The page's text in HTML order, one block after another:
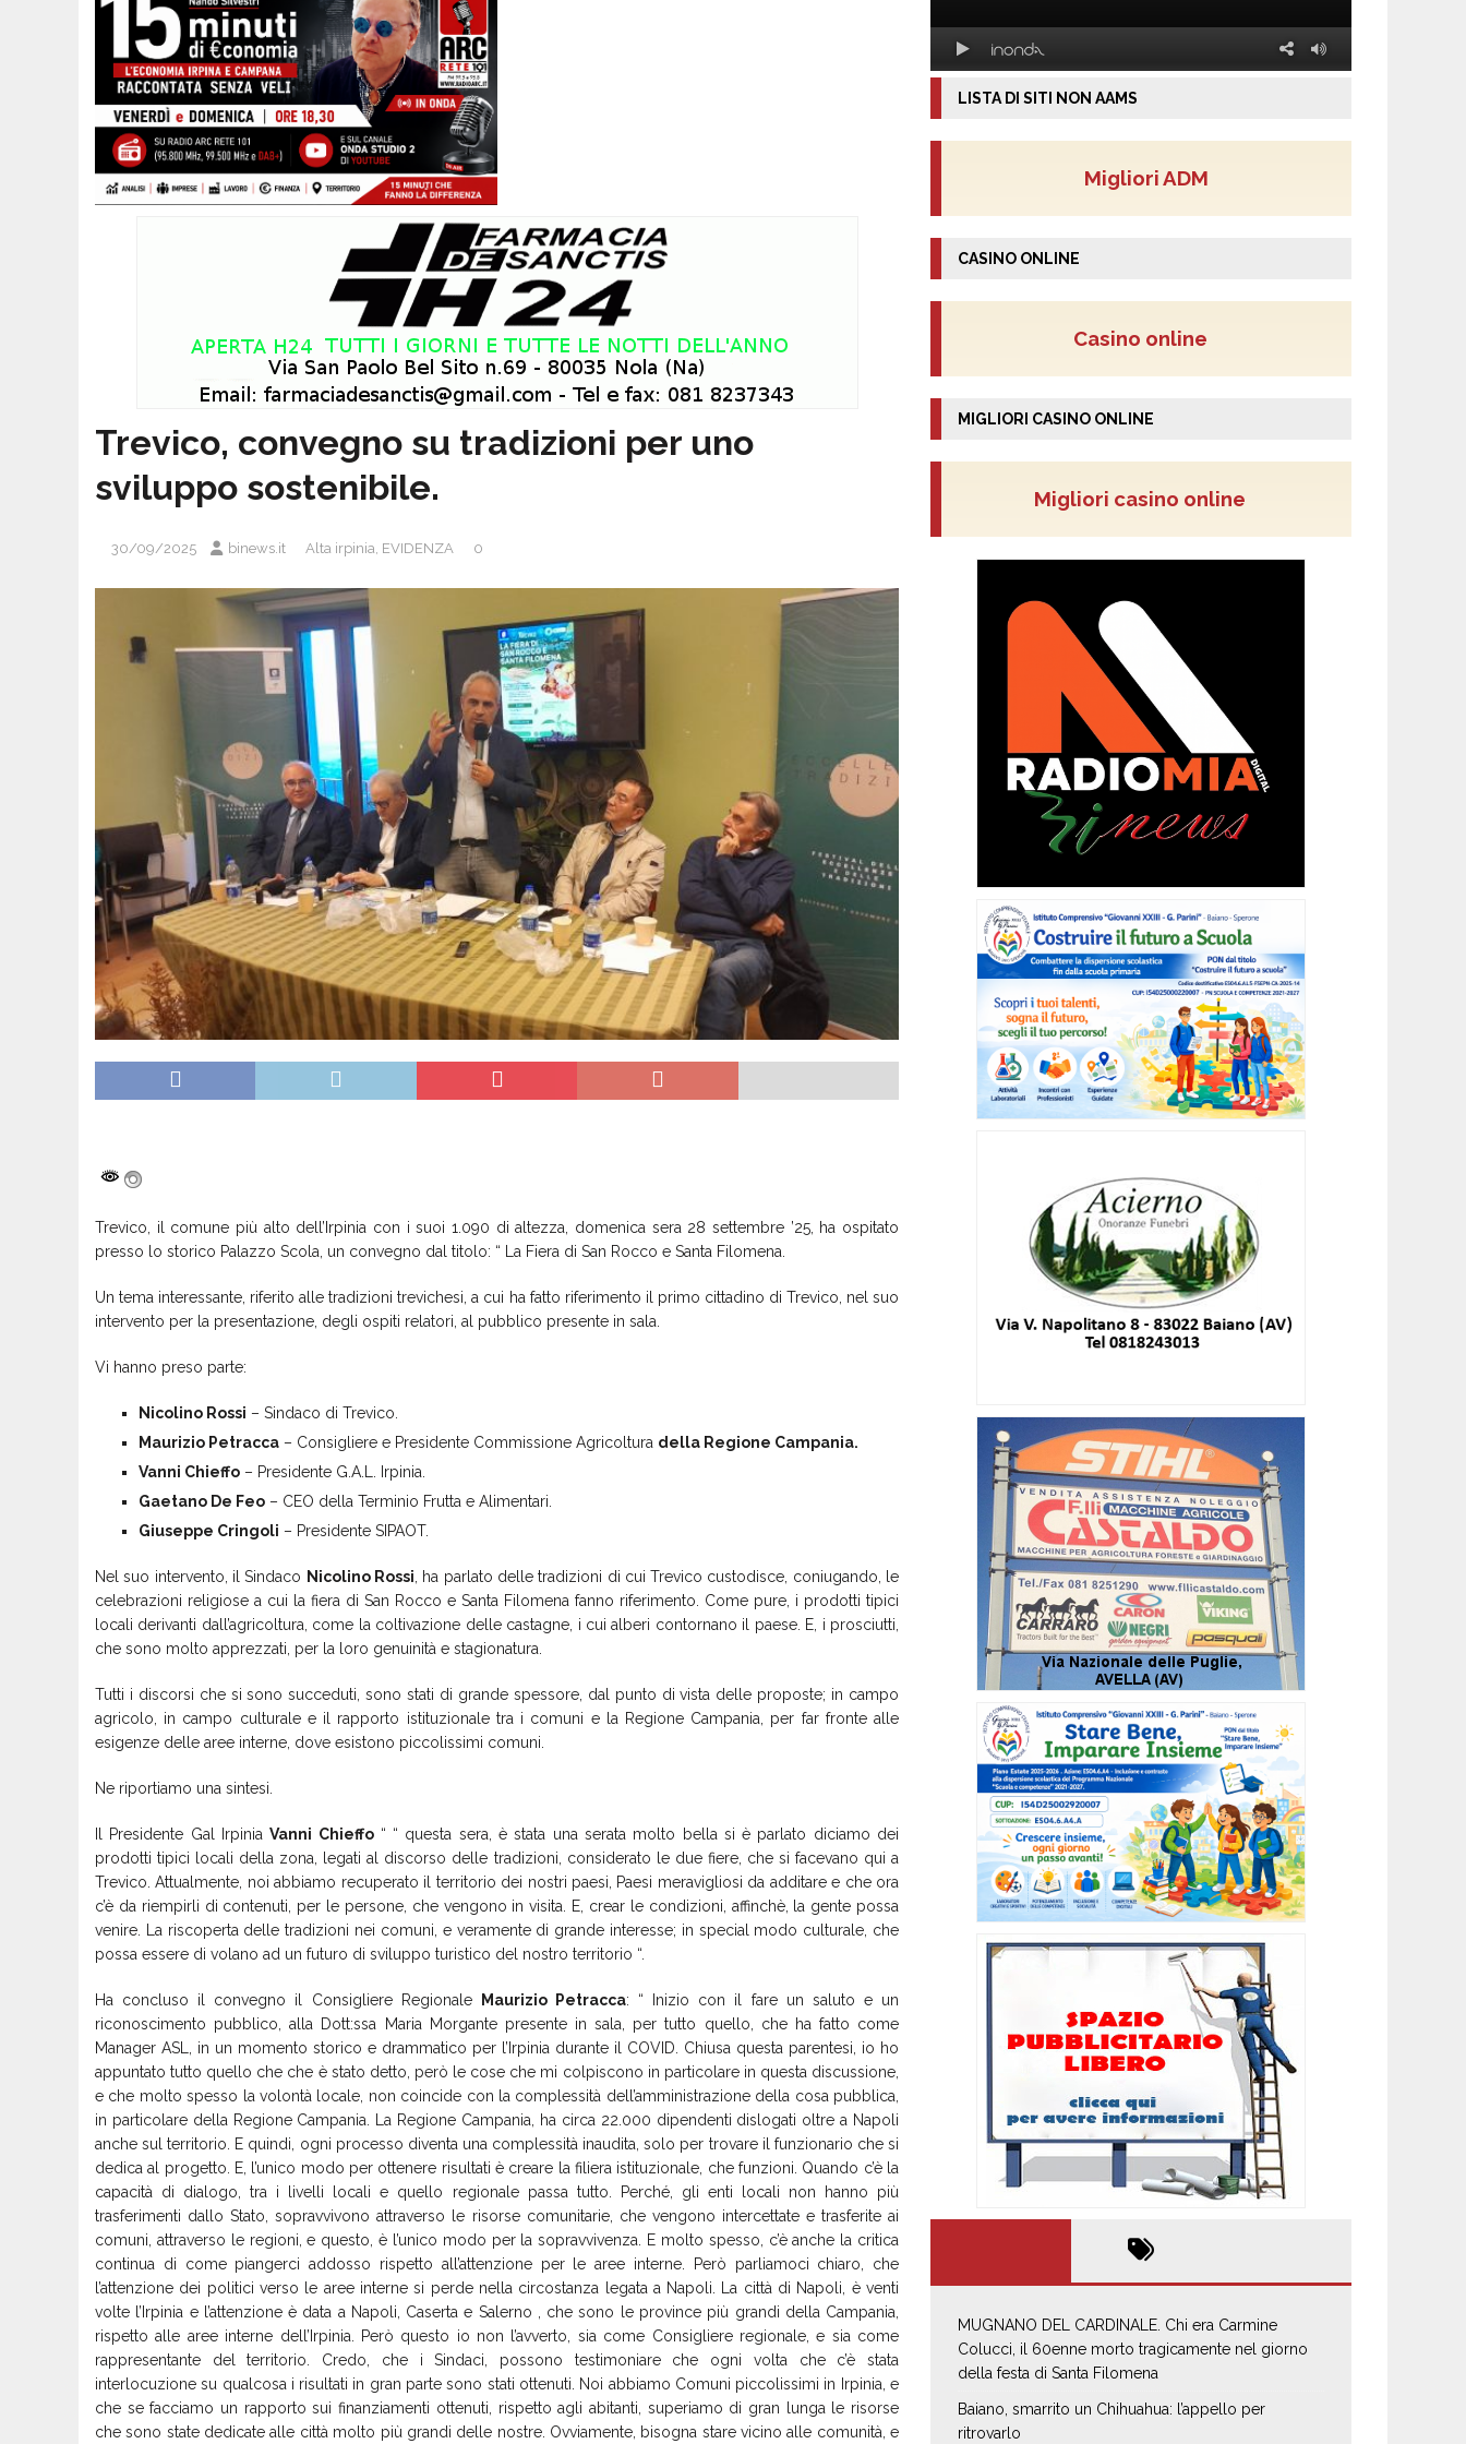
Trevico, convegno su tradizioni per uno
sviluppo sostenibile.
30/09/2025 binews.it Alta irpinia EVIDENZA 0
Trevico, il comune più alto dell’Irpinia con i suoi 1.090 di altezza, domenica sera 28 settembre ’25, ha ospitato
presso lo storico Palazzo Scola, un convegno dal titolo: “ La Fiera di San Rocco e Santa Filomena.
Un tema interessante, riferito alle tradizioni trevichesi, a cui ha fatto riferimento il primo cittadino di Trevico, nel suo
intervento per la presentazione, degli ospiti relatori, al pubblico presente in sala.
Vi hanno preso parte:
Nicolino Rossi – Sindaco di Trevico.
Maurizio Petracca – Consigliere e Presidente Commissione Agricoltura della Regione Campania.
Vanni Chieffo – Presidente G.A.L. Irpinia.
Gaetano De Feo – CEO della Terminio Frutta e Alimentari.
Giuseppe Cringoli – Presidente SIPAOT.
Nel suo intervento, il Sindaco Nicolino Rossi , ha parlato delle tradizioni di cui Trevico custodisce, coniugando, le
celebrazioni religiose a cui la fiera di San Rocco e Santa Filomena fanno riferimento. Come pure, i prodotti tipici
locali derivanti dall’agricoltura, come la coltivazione delle castagne, i cui alberi contornano il paese. E, i prosciutti,
che sono molto apprezzati, per la loro genuinità e stagionatura.
Tutti i discorsi che si sono succeduti, sono stati di grande spessore, dal punto di vista delle proposte; in campo
agricolo, in campo culturale e il rapporto istituzionale tra i comuni e la Regione Campania, per far fronte alle
esigenze delle aree interne, dove esistono piccolissimi comuni.
Ne riportiamo una sintesi.
Il Presidente Gal IrpiniaVanni Chieffo“ “ questa sera, è stata una serata molto bella si è parlato diciamo dei
prodotti tipici locali della zona, legati al discorso delle tradizioni, considerato le due fiere, che si facevano qui a
Trevico. Attualmente, noi abbiamo recuperato il territorio dei nostri paesi, Paesi meravigliosi da additare e che ora
c’è da riempirli di contenuti, per le persone, che vengono in visita. E, crear le condizioni, affinchè, la gente possa
venire. La riscoperta delle tradizioni nei comuni, e veramente di grande interesse; in special modo culturale, che
possa essere di volano ad un futuro di sviluppo turistico del nostro territorio “.
Ha concluso il convegno il Consigliere Regionale Maurizio Petracca: “ Inizio con il fare un saluto e un
riconoscimento pubblico, alla Dott:ssa Maria Morgante presente in sala, per tutto quello, che ha fatto come
Manager ASL, in un momento storico e drammatico per l’Irpinia durante il COVID. Chiusa questa parentesi, io ho
appuntato tutto quello che che è stato detto, però le cose che mi colpiscono in particolare in questa discussione,
e che molto spesso la volontà locale, non coincide con la complessità dell’amministrazione della cosa pubblica,
in particolare della Regione Campania. La Regione Campania, ha circa 22.000 dipendenti dislogati oltre a Napoli
anche sul territorio. E quindi, ogni processo diventa una complessità inaudita, solo per trovare il funzionario che si
dedica al progetto. E, l’unico modo per ottenere risultati è creare la filiera istituzionale, che funzioni. Quando c’è la
capacità di dialogo, tra i livelli locali e quello regionale passa tutto. Perché, gli enti locali non hanno più
trasferimenti dallo Stato, sopravvivono attraverso le risorse comunitarie, che vengono intercettate e trasferite ai
comuni, attraverso le regioni, e questo, è l’unico modo per la sopravvivenza. E molto spesso, c’è anche la critica
continua di come piangerci addosso rispetto all’attenzione per le aree interne. Però parliamoci chiaro, che
l’attenzione dei politici verso le aree interne si perde nella circostanza legata a Napoli. La città di Napoli, è venti
volte l’Irpinia e l’attenzione è data a Napoli, Caserta e Salerno , che sono le province più grandi della Campania,
rispetto alle aree interne dell’Irpinia. Però questo io non l’avverto, sia come Consigliere regionale, e sia come
rappresentante del territorio. Credo, che i Sindaci, possono testimoniare che ogni volta che c’è stata
interlocuzione su qualcosa i risultati in gran parte sono stati ottenuti. Noi abbiamo Comuni piccolissimi in Irpinia, e
che se facciamo un rapporto sui finanziamenti ottenuti, rispetto agli abitanti, superiamo di gran lunga le risorse
che sono state dedicate alle città molto più grandi delle nostre. Ovviamente, bisogna stare vicino alle comunità, e
LISTA DI SITI NON AAMS
Migliori ADM
CASINO ONLINE
Casino online
MIGLIORI CASINO ONLINE
Migliori casino online
MUGNANO DEL CARDINALE. Chi era Carmine
Colucci, il 60enne morto tragicamente nel giorno
della festa di Santa Filomena
Baiano, smarrito un Chihuahua: l’appello per
ritrovarlo